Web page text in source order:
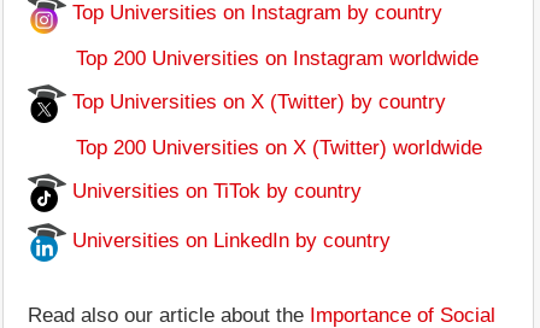
Top Universities on Instagram by country
Top 200 Universities on Instagram worldwide
Top Universities on X (Twitter) by country
Top 200 Universities on X (Twitter) worldwide
Universities on TiTok by country
Universities on LinkedIn by country
Read also our article about the Importance of Social